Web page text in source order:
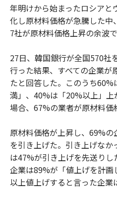
年明けから始まったロシアと
化し原材料価格が急騰した中
7社が原材料価格上昇の余波
27日、韓国銀行が全国570社
行った結果、すべての企業が
たと回答した。このうち
満」、40%は「20%以上」
場合、67%の業者が原材料価
原材料価格が上昇し、69%
を引き上げた。引き上げな
は47%が引き上げを先送り
企業は89%が「値上げを計
以上値上げすると言った企業